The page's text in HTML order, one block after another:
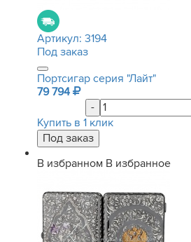
Артикул: 3194
Под заказ
Портсигар серия "Лайт"
79 794
-
Купить в 1 клик
В избранном В избранное